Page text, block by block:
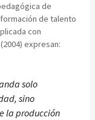
de
de talento
con
expresan:
solo
sino
la producción